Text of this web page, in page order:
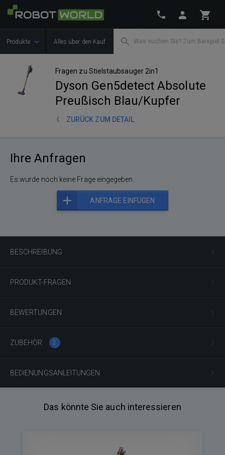
Produkte Alles über den Kauf
Fragen zu Stielstaubsauger 2in1
Dyson Gen5detect Absolute
Preußisch Blau/Kupfer
ZURÜCK ZUM DETAIL
BESCHREIBUNG
PRODUKT-FRAGEN
BEWERTUNGEN
ZUBEHÖR 2
BEDIENUNGSANLEITUNGEN
Ihre Anfragen
Es wurde noch keine Frage eingegeben.
ANFRAGE EINFÜGEN
Das könnte Sie auch interessieren